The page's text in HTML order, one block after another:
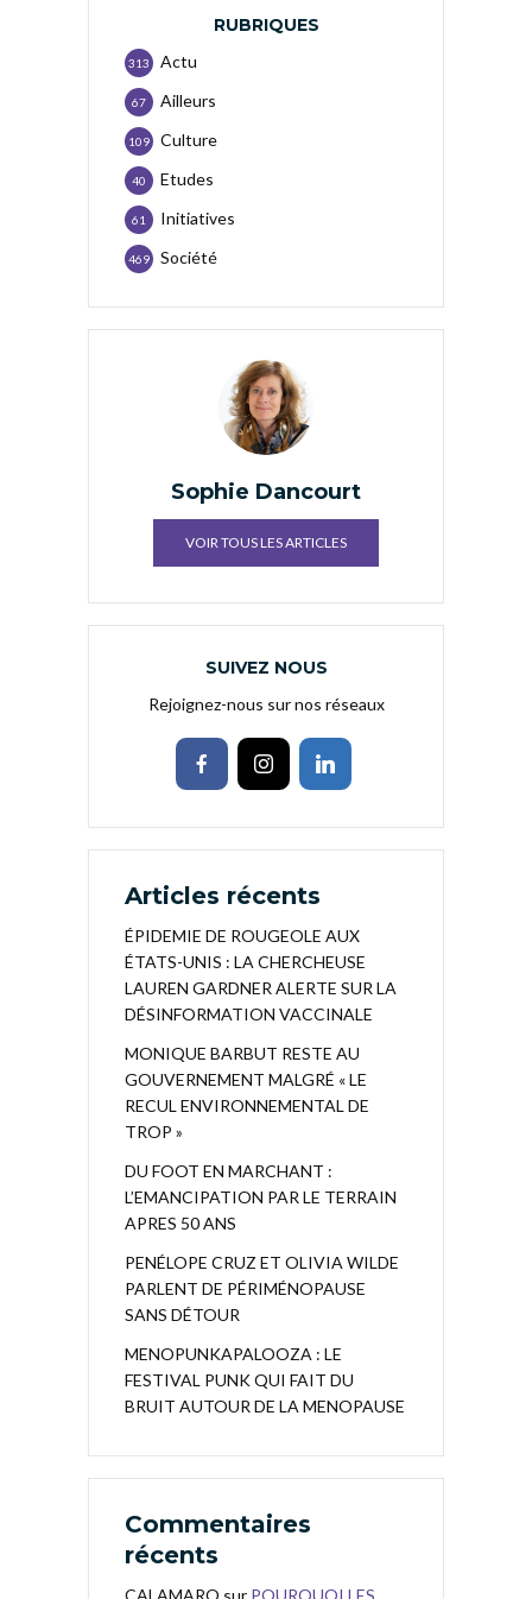
RUBRIQUES
Actu
313
Ailleurs
67
Culture
109
Etudes
40
Initiatives
61
Société
469
Sophie Dancourt
VOIR TOUS LES ARTICLES
SUIVEZ NOUS
Rejoignez-nous sur nos réseaux
Articles récents
ÉPIDEMIE DE ROUGEOLE AUX
ÉTATS-UNIS : LA CHERCHEUSE
LAUREN GARDNER ALERTE SUR LA
DÉSINFORMATION VACCINALE
MONIQUE BARBUT RESTE AU
GOUVERNEMENT MALGRÉ « LE
RECUL ENVIRONNEMENTAL DE
TROP »
DU FOOT EN MARCHANT :
L’EMANCIPATION PAR LE TERRAIN
APRES 50 ANS
PENÉLOPE CRUZ ET OLIVIA WILDE
PARLENT DE PÉRIMÉNOPAUSE
SANS DÉTOUR
MENOPUNKAPALOOZA : LE
FESTIVAL PUNK QUI FAIT DU
BRUIT AUTOUR DE LA MENOPAUSE
Commentaires
récents
CALAMARO sur POURQUOI LES